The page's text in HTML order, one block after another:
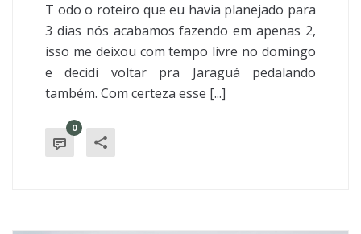
T odo o roteiro que eu havia planejado para
3 dias nós acabamos fazendo em apenas 2,
isso me deixou com tempo livre no domingo
e decidi voltar pra Jaraguá pedalando
também. Com certeza esse [...]
0